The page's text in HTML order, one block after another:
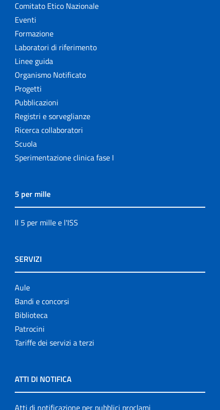
Comitato Etico Nazionale
Eventi
Formazione
Laboratori di riferimento
Linee guida
Organismo Notificato
Progetti
Pubblicazioni
Registri e sorveglianze
Ricerca collaboratori
Scuola
Sperimentazione clinica fase I
5 per mille
Il 5 per mille e l'ISS
SERVIZI
Aule
Bandi e concorsi
Biblioteca
Patrocini
Tariffe dei servizi a terzi
ATTI DI NOTIFICA
Atti di notificazione per pubblici proclami